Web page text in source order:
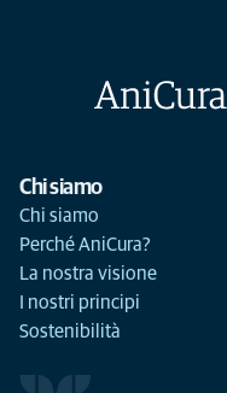
Chi siamo
Chi siamo
Perché AniCura?
La nostra visione
I nostri principi
Sostenibilità